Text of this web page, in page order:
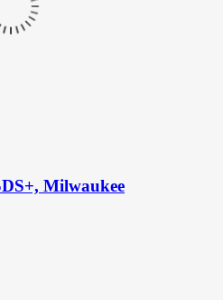
Milwaukee